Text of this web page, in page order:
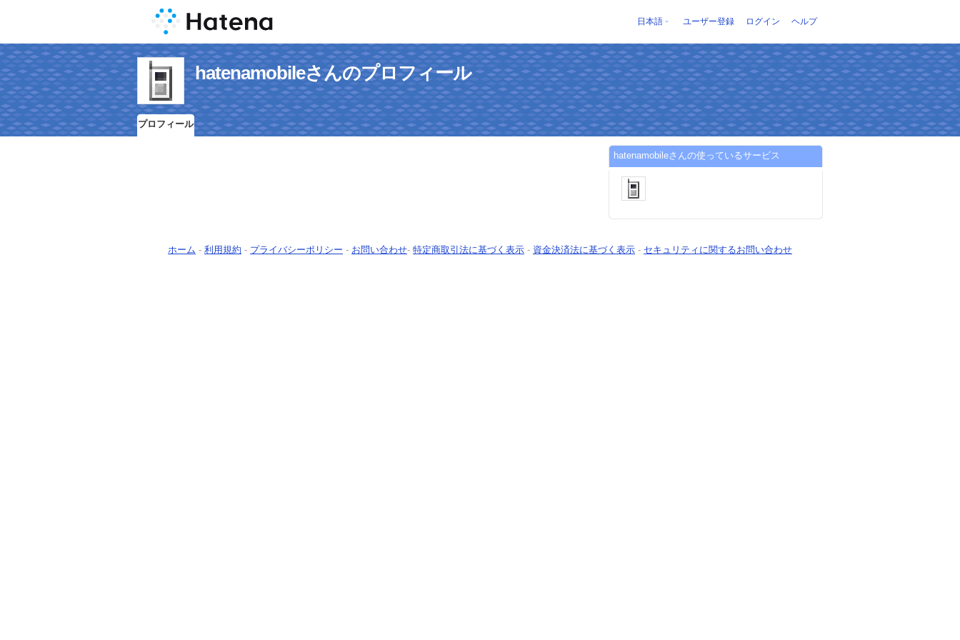
日本語 ユーザー登録 ログイン ヘルプ
hatenamobileさんのプロフィール
プロフィール
hatenamobileさんの使っているサービス
ホーム - 利用規約 - プライバシーポリシー - お問い合わせ- 特定商取引法に基づく表示 - 資金決済法に基づく表示 - セキュリティに関するお問い合わせ